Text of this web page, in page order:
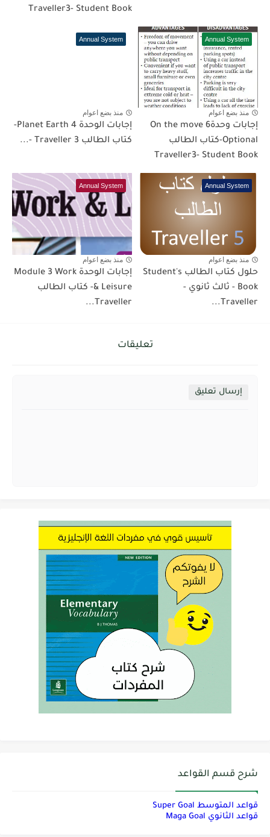
Traveller3- Student Book
Annual System
منذ بضع اعوام
إجابات وحدة6 On the move
Optional-كتاب الطالب
Traveller3- Student Book
Annual System
منذ بضع اعوام
إجابات الوحدة 4 Planet Earth-
كتاب الطالب Traveller 3 -...
Annual System
منذ بضع اعوام
حلول كتاب الطالب Student's
Book - ثالث ثانوي -
Traveller...
Annual System
منذ بضع اعوام
إجابات الوحدة Module 3 Work
& Leisure- كتاب الطالب
Traveller...
تعليقات
إرسال تعليق
شرح قسم القواعد
قواعد المتوسط Super Goal
قواعد الثانوي Maga Goal